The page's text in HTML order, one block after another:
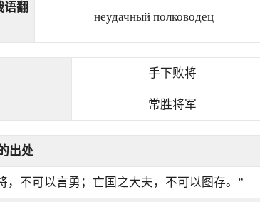
语翻
неудачный полководец
手下败将
常胜将军
出处
，不可以言勇；亡国之大夫，不可以图存。”